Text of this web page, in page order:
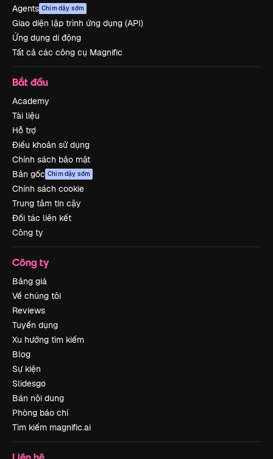
Agents Chim dậy sớm
Giao diện lập trình ứng dụng (API)
Ứng dụng di động
Tất cả các công cụ Magnific
Bắt đầu
Academy
Tài liệu
Hỗ trợ
Điều khoản sử dụng
Chính sách bảo mật
Bản gốc Chim dậy sớm
Chính sách cookie
Trung tâm tin cậy
Đối tác liên kết
Công ty
Công ty
Bảng giá
Về chúng tôi
Reviews
Tuyển dụng
Xu hướng tìm kiếm
Blog
Sự kiện
Slidesgo
Bán nội dung
Phòng báo chí
Tìm kiếm magnific.ai